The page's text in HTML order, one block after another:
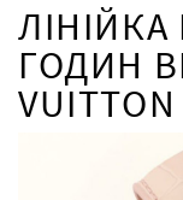
ГОДИН
VUITTON